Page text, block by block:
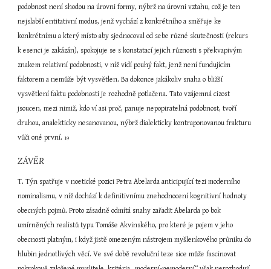
podobnost není shodou na úrovni formy, nýbrž na úrovni vztahu, což je ten
nejslabší entitativní modus, jenž vychází z konkrétního a směřuje ke
konkrétnímu a který místo aby sjednocoval od sebe různé skutečnosti (rekurs
k esenci je zakázán), spokojuje se s konstatací jejich různosti s překvapivým
znakem relativní podobnosti, v níž vidí pouhý fakt, jenž není fundujícím
faktorem a nemůže být vysvětlen. Ba dokonce jakákoliv snaha o bližší
vysvětlení faktu podobnosti je rozhodně potlačena. Tato vzájemná cizost
jsoucen, mezi nimiž, kdo ví asi proč, panuje nepopiratelná podobnost, tvoří
druhou, analekticky nesanovanou, nýbrž dialekticky kontraponovanou frakturu
vůči oné první. 19
ZÁVĚR
T. Týn spatřuje v noetické pozici Petra Abelarda anticipující tezi moderního
nominalismu, v níž dochází k definitivnímu znehodnocení kognitivní hodnoty
obecných pojmů. Proto zásadně odmítá snahy zařadit Abelarda po bok
umírněných realistů typu Tomáše Akvinského, pro které je pojem v jeho
obecnosti platným, i když jistě omezeným nástrojem myšlenkového průniku do
hlubin jednotlivých věcí. Ve své době revoluční teze sice může fascinovat